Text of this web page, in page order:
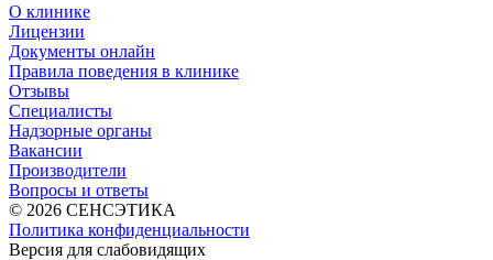
О клинике
Лицензии
Документы онлайн
Правила поведения в клинике
Отзывы
Специалисты
Надзорные органы
Вакансии
Производители
Вопросы и ответы
© 2026 СЕНСЭТИКА
Политика конфиденциальности
Версия для слабовидящих